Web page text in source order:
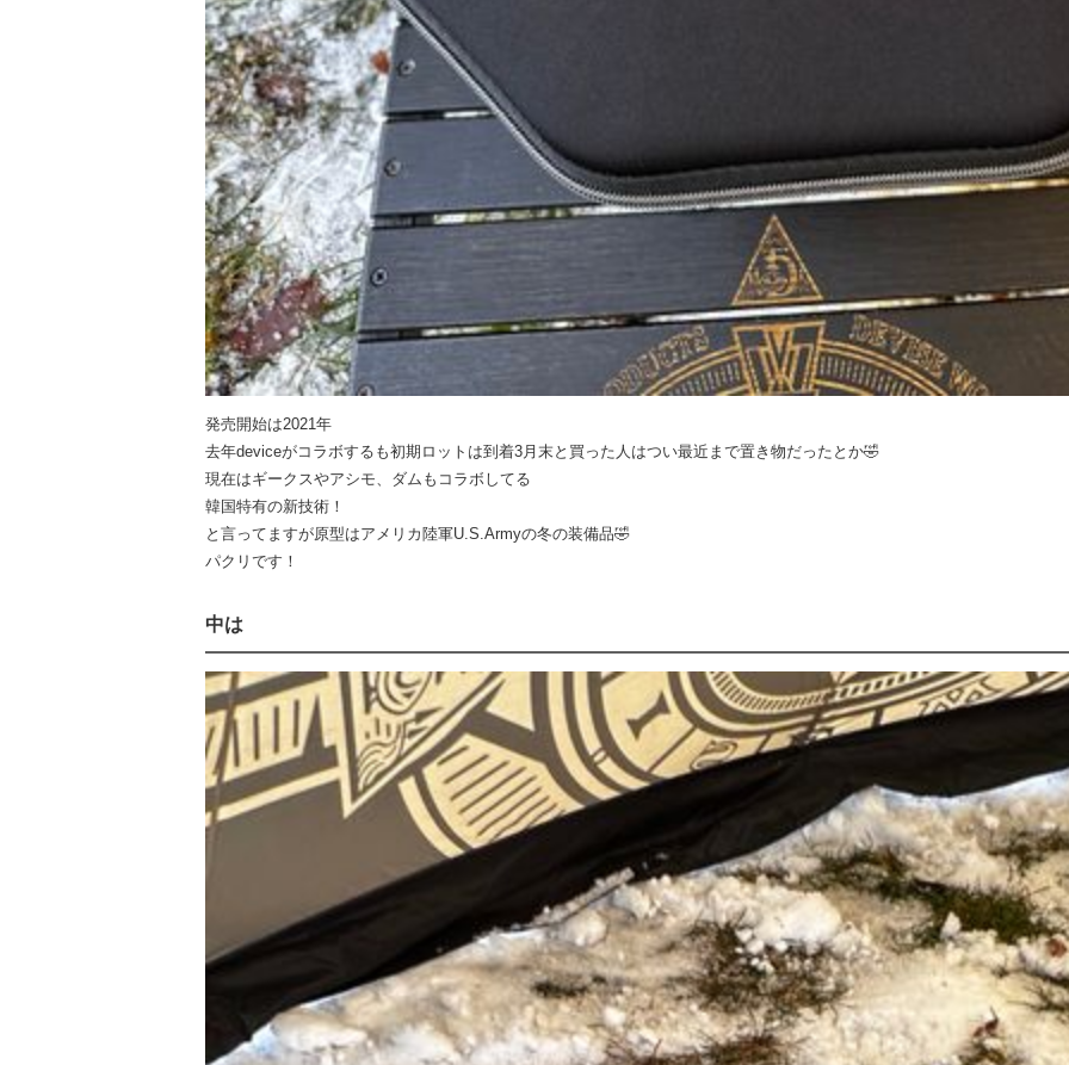
発売開始は2021年
去年deviceがコラボするも初期ロットは到着3月末と買った人はつい最近まで置き物だったとか🤣
現在はギークスやアシモ、ダムもコラボしてる
韓国特有の新技術！
と言ってますが原型はアメリカ陸軍U.S.Armyの冬の装備品🤣
パクリです！
中は